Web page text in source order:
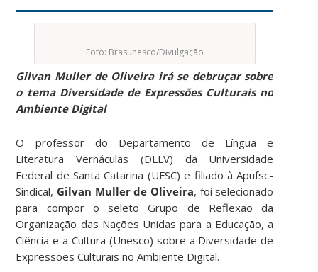
Foto: Brasunesco/Divulgação
Gilvan Muller de Oliveira irá se debruçar sobre
o tema Diversidade de Expressões Culturais no
Ambiente Digital
O professor do Departamento de Língua e
Literatura Vernáculas (DLLV) da Universidade
Federal de Santa Catarina (UFSC) e filiado à Apufsc-
Sindical, Gilvan Muller de Oliveira, foi selecionado
para compor o seleto Grupo de Reflexão da
Organização das Nações Unidas para a Educação, a
Ciência e a Cultura (Unesco) sobre a Diversidade de
Expressões Culturais no Ambiente Digital.